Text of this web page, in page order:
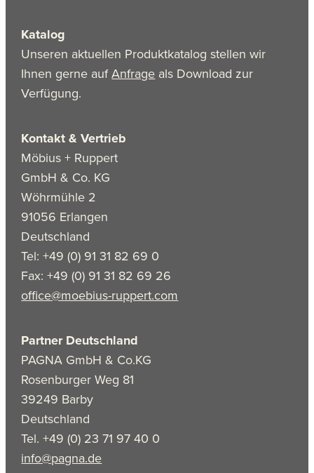
Katalog
Unseren aktuellen Produktkatalog stellen wir
Ihnen gerne aufAnfrage als Download zur
Verfügung.
Kontakt & Vertrieb
Möbius + Ruppert
GmbH & Co. KG
Wöhrmühle 2
91056 Erlangen
Deutschland
Tel: +49 (0) 91 31 82 69 0
Fax: +49 (0) 91 31 82 69 26
office@moebius-ruppert.com
Partner Deutschland
PAGNA GmbH & Co.KG
Rosenburger Weg 81
39249 Barby
Deutschland
Tel. +49 (0) 23 71 97 40 0
info@pagna.de